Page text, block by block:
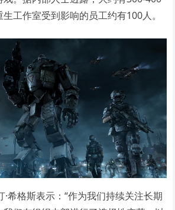
工作室受到影响的员工约有100人。
·希格斯表示：“作为我们持续关注长期